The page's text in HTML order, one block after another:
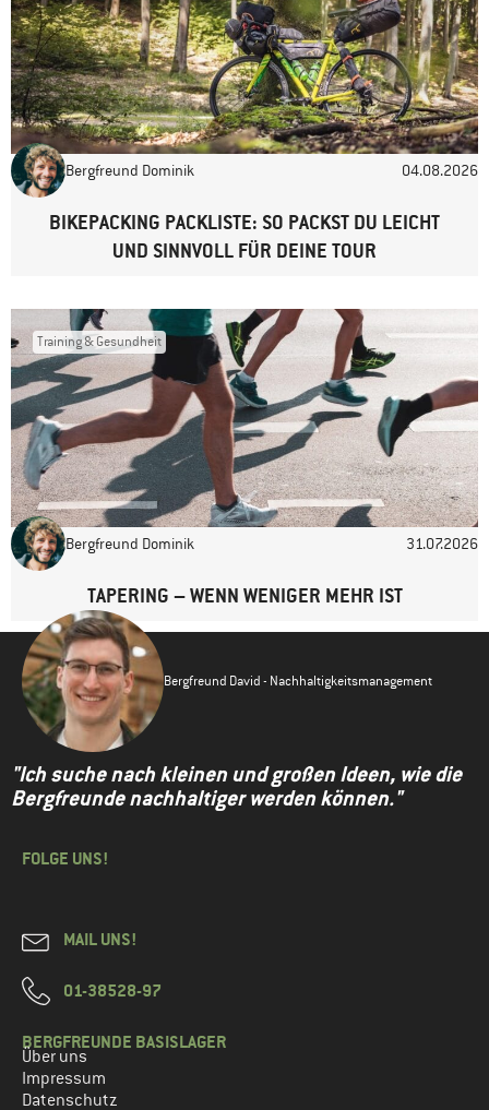
Name*
E-Mail-Adresse*
Website
Bergfreund Dominik 04.08.2026
BIKEPACKING PACKLISTE: SO PACKST DU LEICHT
UND SINNVOLL FÜR DEINE TOUR
Training & Gesundheit
Bergfreund Dominik 31.07.2026
TAPERING – WENN WENIGER MEHR IST
Bergfreund David - Nachhaltigkeitsmanagement
"Ich suche nach kleinen und großen Ideen, wie die
Bergfreunde nachhaltiger werden können."
FOLGE UNS!
MAIL UNS!
01-38528-97
BERGFREUNDE BASISLAGER
Über uns
Impressum
Datenschutz